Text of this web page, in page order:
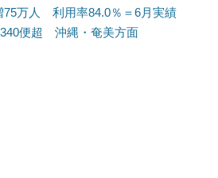
75万人 利用率84.0％＝6月実績
便超 沖縄・奄美方面